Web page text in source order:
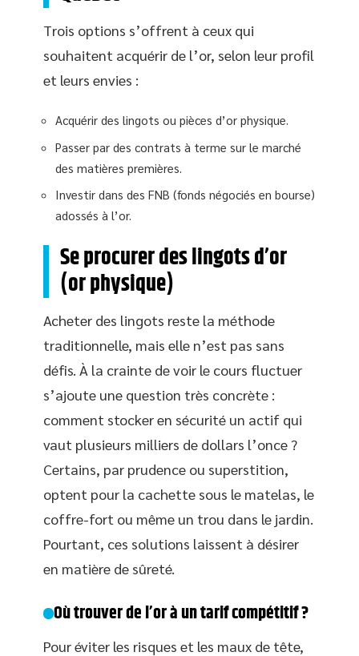
Trois options s’offrent à ceux qui
souhaitent acquérir de l’or, selon leur profil
et leurs envies :
Acquérir des lingots ou pièces d’or physique.
Passer par des contrats à terme sur le marché
des matières premières.
Investir dans des FNB (fonds négociés en bourse)
adossés à l’or.
Se procurer des lingots d’or
(or physique)
Acheter des lingots reste la méthode
traditionnelle, mais elle n’est pas sans
défis. À la crainte de voir le cours fluctuer
s’ajoute une question très concrète :
comment stocker en sécurité un actif qui
vaut plusieurs milliers de dollars l’once ?
Certains, par prudence ou superstition,
optent pour la cachette sous le matelas, le
coffre-fort ou même un trou dans le jardin.
Pourtant, ces solutions laissent à désirer
en matière de sûreté.
Où trouver de l’or à un tarif compétitif ?
Pour éviter les risques et les maux de tête,